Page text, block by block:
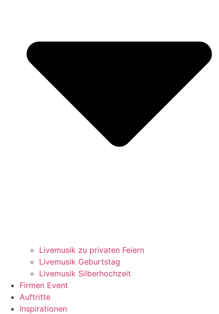
Livemusik zu privaten Feiern
Livemusik Geburtstag
Livemusik Silberhochzeit
Firmen Event
Auftritte
Inspirationen